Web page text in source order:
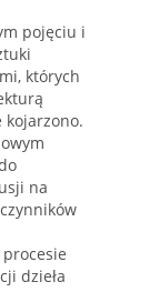
pojęciu i
których
na
dzieła